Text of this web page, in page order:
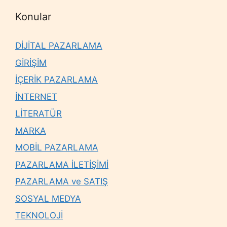
Konular
DİJİTAL PAZARLAMA
GİRİŞİM
İÇERİK PAZARLAMA
İNTERNET
LİTERATÜR
MARKA
MOBİL PAZARLAMA
PAZARLAMA İLETİŞİMİ
PAZARLAMA ve SATIŞ
SOSYAL MEDYA
TEKNOLOJİ